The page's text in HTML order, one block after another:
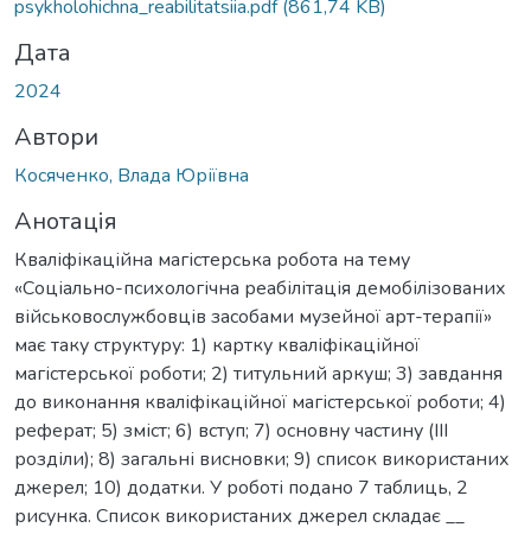
psykholohichna_reabilitatsiia.pdf(861,74 KB)
Дата
2024
Автори
Косяченко, Влада Юріївна
Анотація
Кваліфікаційна магістерська робота на тему
«Соціально-психологічна реабілітація демобілізованих
військовослужбовців засобами музейної арт-терапії»
має таку структуру: 1) картку кваліфікаційної
магістерської роботи; 2) титульний аркуш; 3) завдання
до виконання кваліфікаційної магістерської роботи; 4)
реферат; 5) зміст; 6) вступ; 7) основну частину (ІІІ
розділи); 8) загальні висновки; 9) список використаних
джерел; 10) додатки. У роботі подано 7 таблиць, 2
рисунка. Список використаних джерел складає __